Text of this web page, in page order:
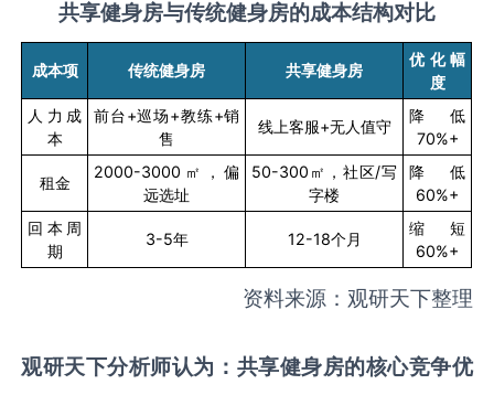
共享健身房与传统健身房的成本结构对比
成本项 传统健身房 共享健身房
优化幅
度
人力成
本
前台+巡场+教练+销
售
线上客服+无人值守
降低
70%+
租金
2000-3000 ㎡，偏
远选址
50-300 ㎡，社区/写
字楼
降低
60%+
回本周
期
3-5年 12-18个月
缩短
60%+
资料来源：观研天下整理
观研天下分析师认为：共享健身房的核心竞争优